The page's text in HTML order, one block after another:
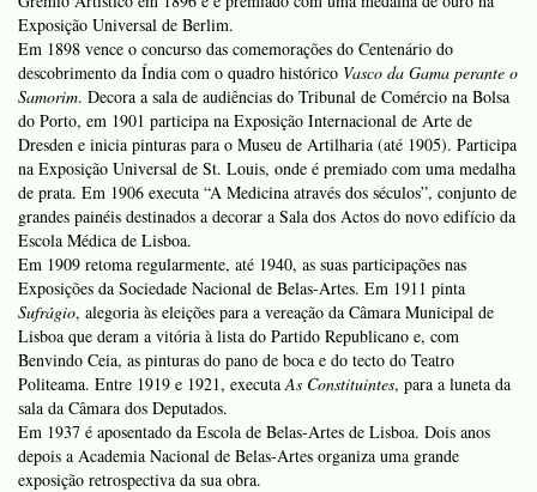
Exposição Universal de Berlim.
Em 1898 vence o concurso das comemorações do Centenário do
descobrimento da Índia com o quadro histórico Vasco da Gama perante o
Samorim. Decora a sala de audiências do Tribunal de Comércio na Bolsa
do Porto, em 1901 participa na Exposição Internacional de Arte de
Dresden e inicia pinturas para o Museu de Artilharia (até 1905). Participa
na Exposição Universal de St. Louis, onde é premiado com uma medalha
de prata. Em 1906 executa “A Medicina através dos séculos”, conjunto de
grandes painéis destinados a decorar a Sala dos Actos do novo edifício da
Escola Médica de Lisboa.
Em 1909 retoma regularmente, até 1940, as suas participações nas
Exposições da Sociedade Nacional de Belas-Artes. Em 1911 pinta
Sufrágio, alegoria às eleições para a vereação da Câmara Municipal de
Lisboa que deram a vitória à lista do Partido Republicano e, com
Benvindo Ceia, as pinturas do pano de boca e do tecto do Teatro
Politeama. Entre 1919 e 1921, executaAs Constituintes, para a luneta da
sala da Câmara dos Deputados.
Em 1937 é aposentado da Escola de Belas-Artes de Lisboa. Dois anos
depois a Academia Nacional de Belas-Artes organiza uma grande
exposição retrospectiva da sua obra.